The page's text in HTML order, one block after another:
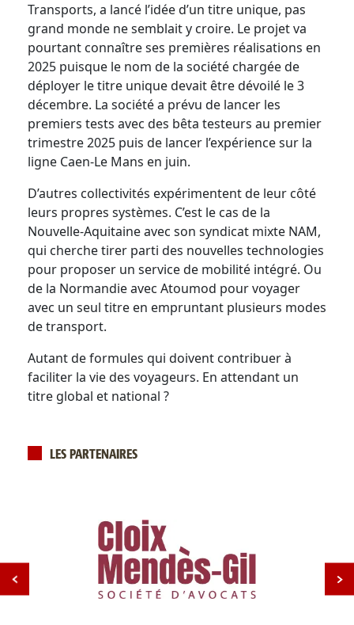
Transports, a lancé l’idée d’un titre unique, pas
grand monde ne semblait y croire. Le projet va
pourtant connaître ses premières réalisations en
2025 puisque le nom de la société chargée de
déployer le titre unique devait être dévoilé le 3
décembre. La société a prévu de lancer les
premiers tests avec des bêta testeurs au premier
trimestre 2025 puis de lancer l’expérience sur la
ligne Caen-Le Mans en juin.
D’autres collectivités expérimentent de leur côté
leurs propres systèmes. C’est le cas de la
Nouvelle-Aquitaine avec son syndicat mixte NAM,
qui cherche tirer parti des nouvelles technologies
pour proposer un service de mobilité intégré. Ou
de la Normandie avec Atoumod pour voyager
avec un seul titre en empruntant plusieurs modes
de transport.
Autant de formules qui doivent contribuer à
faciliter la vie des voyageurs. En attendant un
titre global et national ?
LES PARTENAIRES